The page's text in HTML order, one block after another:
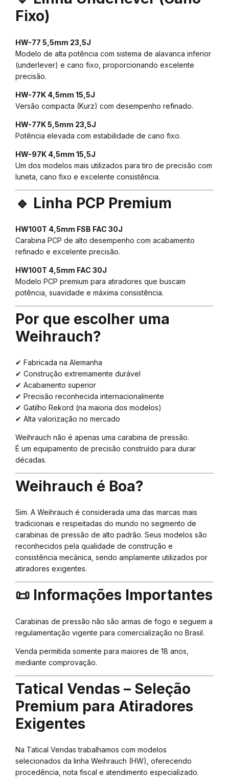
Fixo)
HW-77 5,5mm 23,5J
Modelo de alta potência com sistema de alavanca inferior
(underlever) e cano fixo, proporcionando excelente
precisão.
HW-77K 4,5mm 15,5J
Versão compacta (Kurz) com desempenho refinado.
HW-77K 5,5mm 23,5J
Potência elevada com estabilidade de cano fixo.
HW-97K 4,5mm 15,5J
Um dos modelos mais utilizados para tiro de precisão com
luneta, cano fixo e excelente consistência.
🔹 Linha PCP Premium
HW100T 4,5mm FSB FAC 30J
Carabina PCP de alto desempenho com acabamento
refinado e excelente precisão.
HW100T 4,5mm FAC 30J
Modelo PCP premium para atiradores que buscam
potência, suavidade e máxima consistência.
Por que escolher uma
Weihrauch?
✔ Fabricada na Alemanha
✔ Construção extremamente durável
✔ Acabamento superior
✔ Precisão reconhecida internacionalmente
✔ Gatilho Rekord (na maioria dos modelos)
✔ Alta valorização no mercado
Weihrauch não é apenas uma carabina de pressão.
É um equipamento de precisão construído para durar
décadas.
Weihrauch é Boa?
Sim. A Weihrauch é considerada uma das marcas mais
tradicionais e respeitadas do mundo no segmento de
carabinas de pressão de alto padrão. Seus modelos são
reconhecidos pela qualidade de construção e
consistência mecânica, sendo amplamente utilizados por
atiradores exigentes.
📜 Informações Importantes
Carabinas de pressão não são armas de fogo e seguem a
regulamentação vigente para comercialização no Brasil.
Venda permitida somente para maiores de 18 anos,
mediante comprovação.
Tatical Vendas – Seleção
Premium para Atiradores
Exigentes
Na Tatical Vendas trabalhamos com modelos
selecionados da linha Weihrauch (HW), oferecendo
procedência, nota fiscal e atendimento especializado.